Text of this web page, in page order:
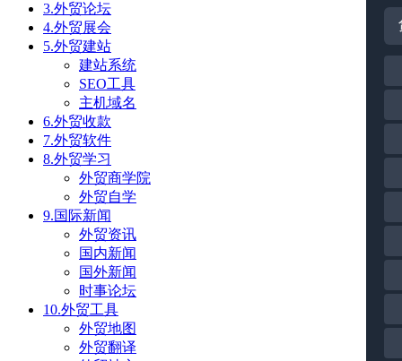
3.外贸论坛
4.外贸展会
5.外贸建站
建站系统
SEO工具
主机域名
6.外贸收款
7.外贸软件
8.外贸学习
外贸商学院
外贸自学
9.国际新闻
外贸资讯
国内新闻
国外新闻
时事论坛
10.外贸工具
外贸地图
外贸翻译